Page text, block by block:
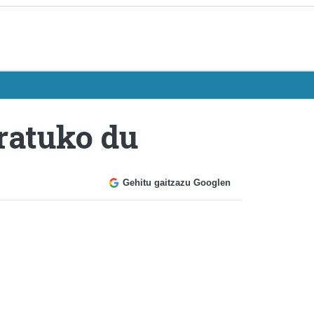
du
Gehitu gaitzazu Googlen